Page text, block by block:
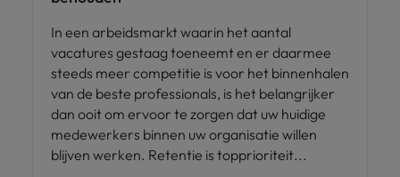
In een arbeidsmarkt waarin het aantal
vacatures gestaag toeneemt en er daarmee
steeds meer competitie is voor het binnenhalen
van de beste professionals, is het belangrijker
dan ooit om ervoor te zorgen dat uw huidige
medewerkers binnen uw organisatie willen
blijven werken. Retentie is topprioriteit